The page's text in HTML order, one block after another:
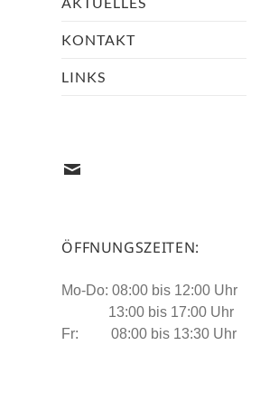
KONTAKT
LINKS
mail@architekten-
ÖFFNUNGSZEITEN:
Mo-Do: 08:00 bis 12:00 Uhr
13:00 bis 17:00 Uhr
Fr: 08:00 bis 13:30 Uhr